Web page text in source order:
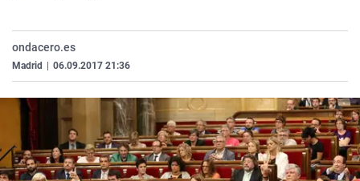
ondacero.es
Madrid 06.09.2017 21:36